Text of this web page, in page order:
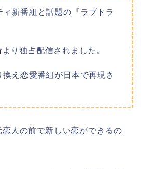
新番組と話題の『ラブトラ
り独占配信されました。
え恋愛番組が日本で再現さ
人の前で新しい恋ができるの